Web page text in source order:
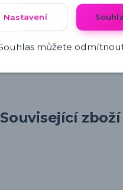
Související zboží
Nastavení
můžete